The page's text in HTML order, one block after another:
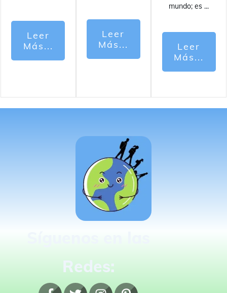
Leer
Más...
Leer
Más...
mundo; es ...
Leer
Más...
Redes: